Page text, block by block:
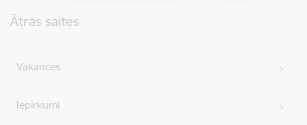
Ātrās saites
Vakances
Iepirkumi